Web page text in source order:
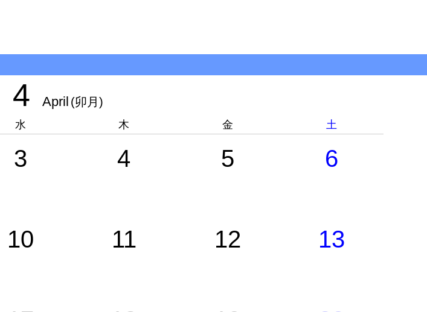
4 April (卯月)
水 木 金 土
3 4 5 6
10 11 12 13